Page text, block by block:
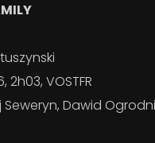
2h03, VOSTFR
Dawid